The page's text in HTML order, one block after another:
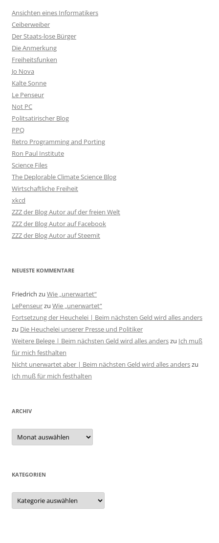
Ansichten eines Informatikers
Ceiberweiber
Der Staats-lose Bürger
Die Anmerkung
Freiheitsfunken
Jo Nova
Kalte Sonne
Le Penseur
Not PC
Politsatirischer Blog
PPQ
Retro Programming and Porting
Ron Paul Institute
Science Files
The Deplorable Climate Science Blog
Wirtschaftliche Freiheit
xkcd
ZZZ der Blog Autor auf der freien Welt
ZZZ der Blog Autor auf Facebook
ZZZ der Blog Autor auf Steemit
NEUESTE KOMMENTARE
Friedrich zu Wie „unerwartet“
LePenseurzu Wie „unerwartet“
Fortsetzung der Heuchelei | Beim nächsten Geld wird alles anders
zu Die Heuchelei unserer Presse und Politiker
Weitere Belege | Beim nächsten Geld wird alles anderszu Ich muß
für mich festhalten
Nicht unerwartet aber | Beim nächsten Geld wird alles anderszu
Ich muß für mich festhalten
ARCHIV
Archiv
KATEGORIEN
Kategorien